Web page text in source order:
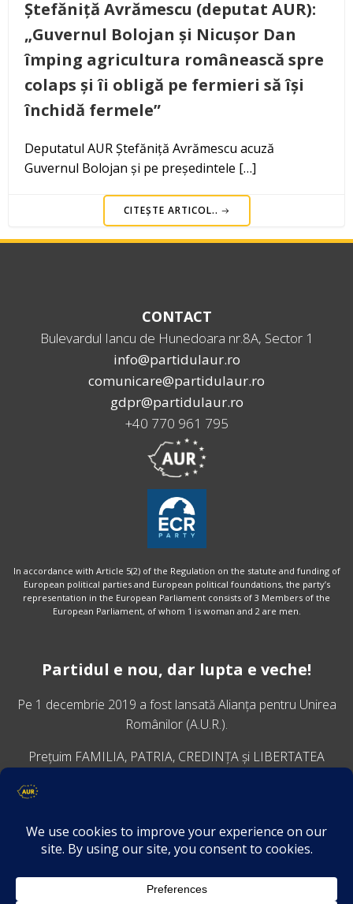
Ștefăniță Avrămescu (deputat AUR):
„Guvernul Bolojan și Nicușor Dan
împing agricultura românească spre
colaps și îi obligă pe fermieri să își
închidă fermele”
Deputatul AUR Ștefăniță Avrămescu acuză
Guvernul Bolojan și pe președintele […]
CITEȘTE ARTICOL..
CONTACT
Bulevardul Iancu de Hunedoara nr.8A, Sector 1
info@partidulaur.ro
comunicare@partidulaur.ro
gdpr@partidulaur.ro
+40 770 961 795
In accordance with Article 5(2) of the Regulation on the statute and funding of
European political parties and European political foundations, the party’s
representation in the European Parliament consists of 3 Members of the
European Parliament, of whom 1 is woman and 2 are men.
Partidul e nou, dar lupta e veche!
Pe 1 decembrie 2019 a fost lansatăAlianța pentru Unirea
Românilor (A.U.R.).
Prețuim FAMILIA, PATRIA, CREDINȚA și LIBERTATEA
VINO ALĂTURI DE NOI
Descarcă aplicația Platforma AUR